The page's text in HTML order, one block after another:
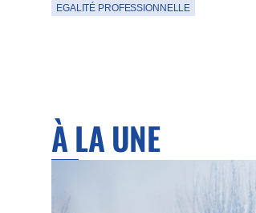
EGALITÉ PROFESSIONNELLE
À LA UNE